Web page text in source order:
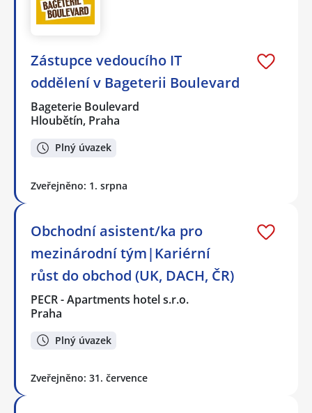
Zástupce vedoucího IT
oddělení v Bageterii Boulevard
Bageterie Boulevard
Hloubětín, Praha
Plný úvazek
Zveřejněno: 1. srpna
Obchodní asistent/ka pro
mezinárodní tým|Kariérní
růst do obchod (UK, DACH, ČR)
PECR - Apartments hotel s.r.o.
Praha
Plný úvazek
Zveřejněno: 31. července